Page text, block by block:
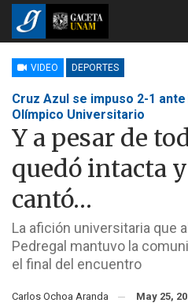
VIDEO DEPORTES
Cruz Azul se impuso 2-1
Olímpico Universitario
Y a pesar de
quedó intacta
cantó…
La afición universitaria que
Pedregal mantuvo la
el final del encuentro
Carlos Ochoa Aranda May 25,